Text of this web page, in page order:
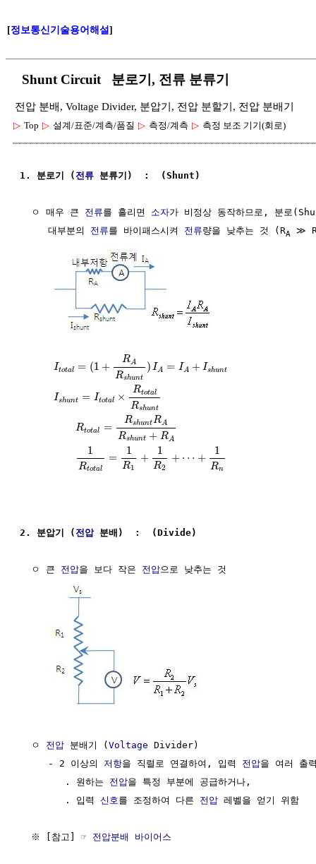
[정보통신기술용어해설]
Shunt Circuit 분로기, 전류 분류기
전압 분배, Voltage Divider, 분압기, 전압 분할기, 전압 분배기
▷ Top ▷ 설계/표준/계측/품질 ▷ 측정/계측 ▷ 측정 보조 기기(회로)
1. 분로기 ( 전류 분류기)  :  (Shunt)
  ㅇ 매우 큰
전류를 흘리면 소자가 비정상 동작하므로, 분로
     대부분의
전류를 바이패스시켜 전류량을 낮추는 것 (RA ≫
Itotal = (1 +
R A
Rshunt
) I A = I A + Ishunt
Ishunt = Itotal ×
Rtotal
Rshunt
Rtotal =
RshuntR A
Rshunt + RA
1
Rtotal
=
1
R1
+
1
R2
+ ⋯ +
1
Rn
2. 분압기 ( 전압 분배)  :  (Divide)
  ㅇ 큰
전압을 보다 작은 전압으로 낮추는 것
  ㅇ
전압 분배기 ( Voltage Divider)
     - 2 이상의
저항을 직렬로 연결하여, 입력 전압을 여러 출
        . 원하는
전압을 특정 부분에 공급하거나,
        . 입력
신호를 조정하여 다른 전압 레벨을 얻기 위함
  ※ [참고] ☞
전압분배 바이어스